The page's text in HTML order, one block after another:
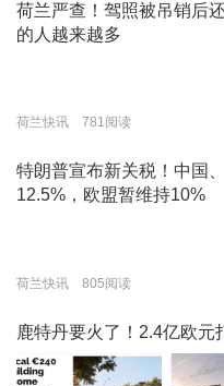
荷兰严查！驾照被吊销后
的人越来越多
荷兰快讯 781阅读
特朗普宣布新关税！中国
12.5%，欧盟暂维持10%
荷兰快讯 805阅读
鹿特丹要火了！2.4亿欧元